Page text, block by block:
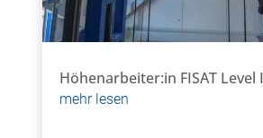
Höhenarbeiter:in FISAT Level I
mehr lesen